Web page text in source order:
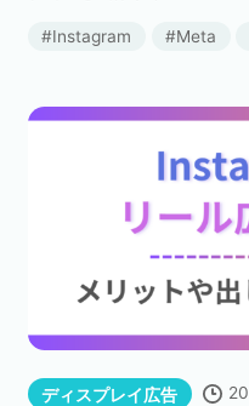
きるよう、画像・動画を用
Instagram Meta
ディスプレイ広告